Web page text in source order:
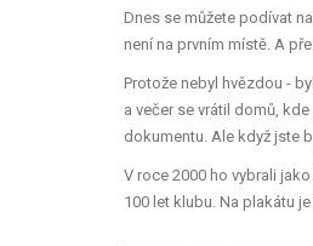
Dnes se můžete podívat
není na prvním místě. A
Protože nebyl hvězdou -
a večer se vrátil domů,
dokumentu. Ale když jste
V roce 2000 ho vybrali jako
100 let klubu. Na plakátu